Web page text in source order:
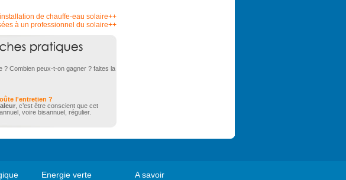
de chauffe-eau solaire++
à un professionnel du solaire++
? Combien peux-t-on gagner ? faites la
l'entretien ?
, c’est être conscient que cet
voire bisannuel, régulier.
Energie verte A savoir